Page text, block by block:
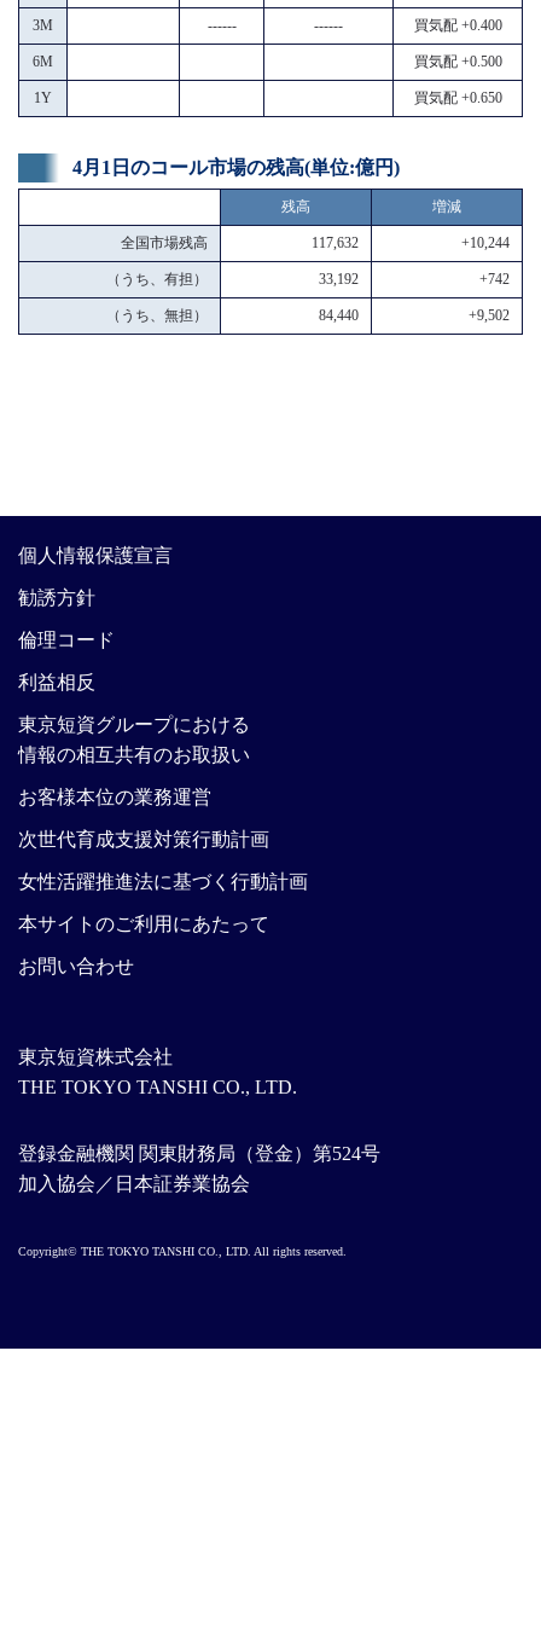
3M ------ ------ 買気配 +0.400
6M 買気配 +0.500
1Y 買気配 +0.650
4月1日のコール市場の残高(単位:億円)
残高 増減
全国市場残高 117,632 +10,244
（うち、有担） 33,192 +742
（うち、無担） 84,440 +9,502
東京短資株式会社
THE TOKYO TANSHI CO., LTD.
登録金融機関 関東財務局（登金）第524号
加入協会／日本証券業協会
個人情報保護宣言
勧誘方針
倫理コード
利益相反
東京短資グループにおける
情報の相互共有のお取扱い
お客様本位の業務運営
次世代育成支援対策行動計画
女性活躍推進法に基づく行動計画
本サイトのご利用にあたって
お問い合わせ
Copyright© THE TOKYO TANSHI CO., LTD. All rights reserved.